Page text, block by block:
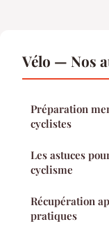
Vélo — Nos
Préparation
cyclistes
Les astuces
cyclisme
Récupération
pratiques